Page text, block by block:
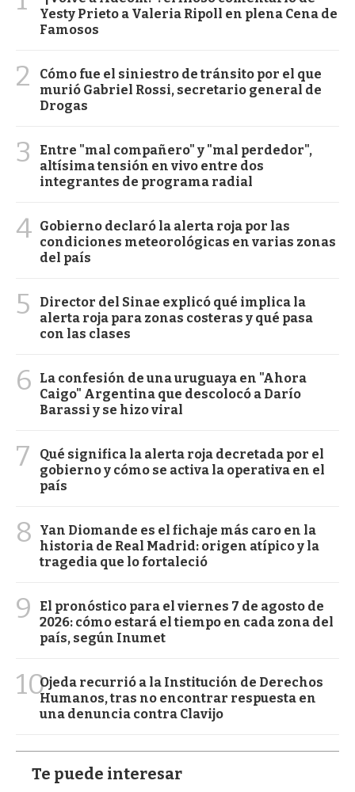
Yesty Prieto a Valeria Ripoll en plena Cena de
Famosos
2
Cómo fue el siniestro de tránsito por el que
murió Gabriel Rossi, secretario general de
Drogas
3
Entre "mal compañero" y "mal perdedor",
altísima tensión en vivo entre dos
integrantes de programa radial
4 Gobierno declaró la alerta roja por las
condiciones meteorológicas en varias zonas
del país
5
Director del Sinae explicó qué implica la
alerta roja para zonas costeras y qué pasa
con las clases
6
La confesión de una uruguaya en "Ahora
Caigo" Argentina que descolocó a Darío
Barassi y se hizo viral
7
Qué significa la alerta roja decretada por el
gobierno y cómo se activa la operativa en el
país
8
Yan Diomande es el fichaje más caro en la
historia de Real Madrid: origen atípico y la
tragedia que lo fortaleció
9
El pronóstico para el viernes 7 de agosto de
2026: cómo estará el tiempo en cada zona del
país, según Inumet
10Ojeda recurrió a la Institución de Derechos
Humanos, tras no encontrar respuesta en
una denuncia contra Clavijo
Te puede interesar